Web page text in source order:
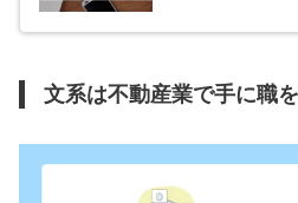
文系は不動産業で手に職